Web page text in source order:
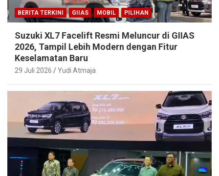
BERITA TERKINI GIIAS MOBIL PILIHAN
Suzuki XL7 Facelift Resmi Meluncur di GIIAS
2026, Tampil Lebih Modern dengan Fitur
Keselamatan Baru
29 Juli 2026 Yudi Atmaja